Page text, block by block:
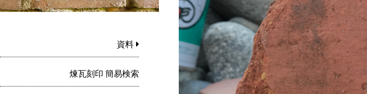
資料
煉瓦刻印 簡易検索